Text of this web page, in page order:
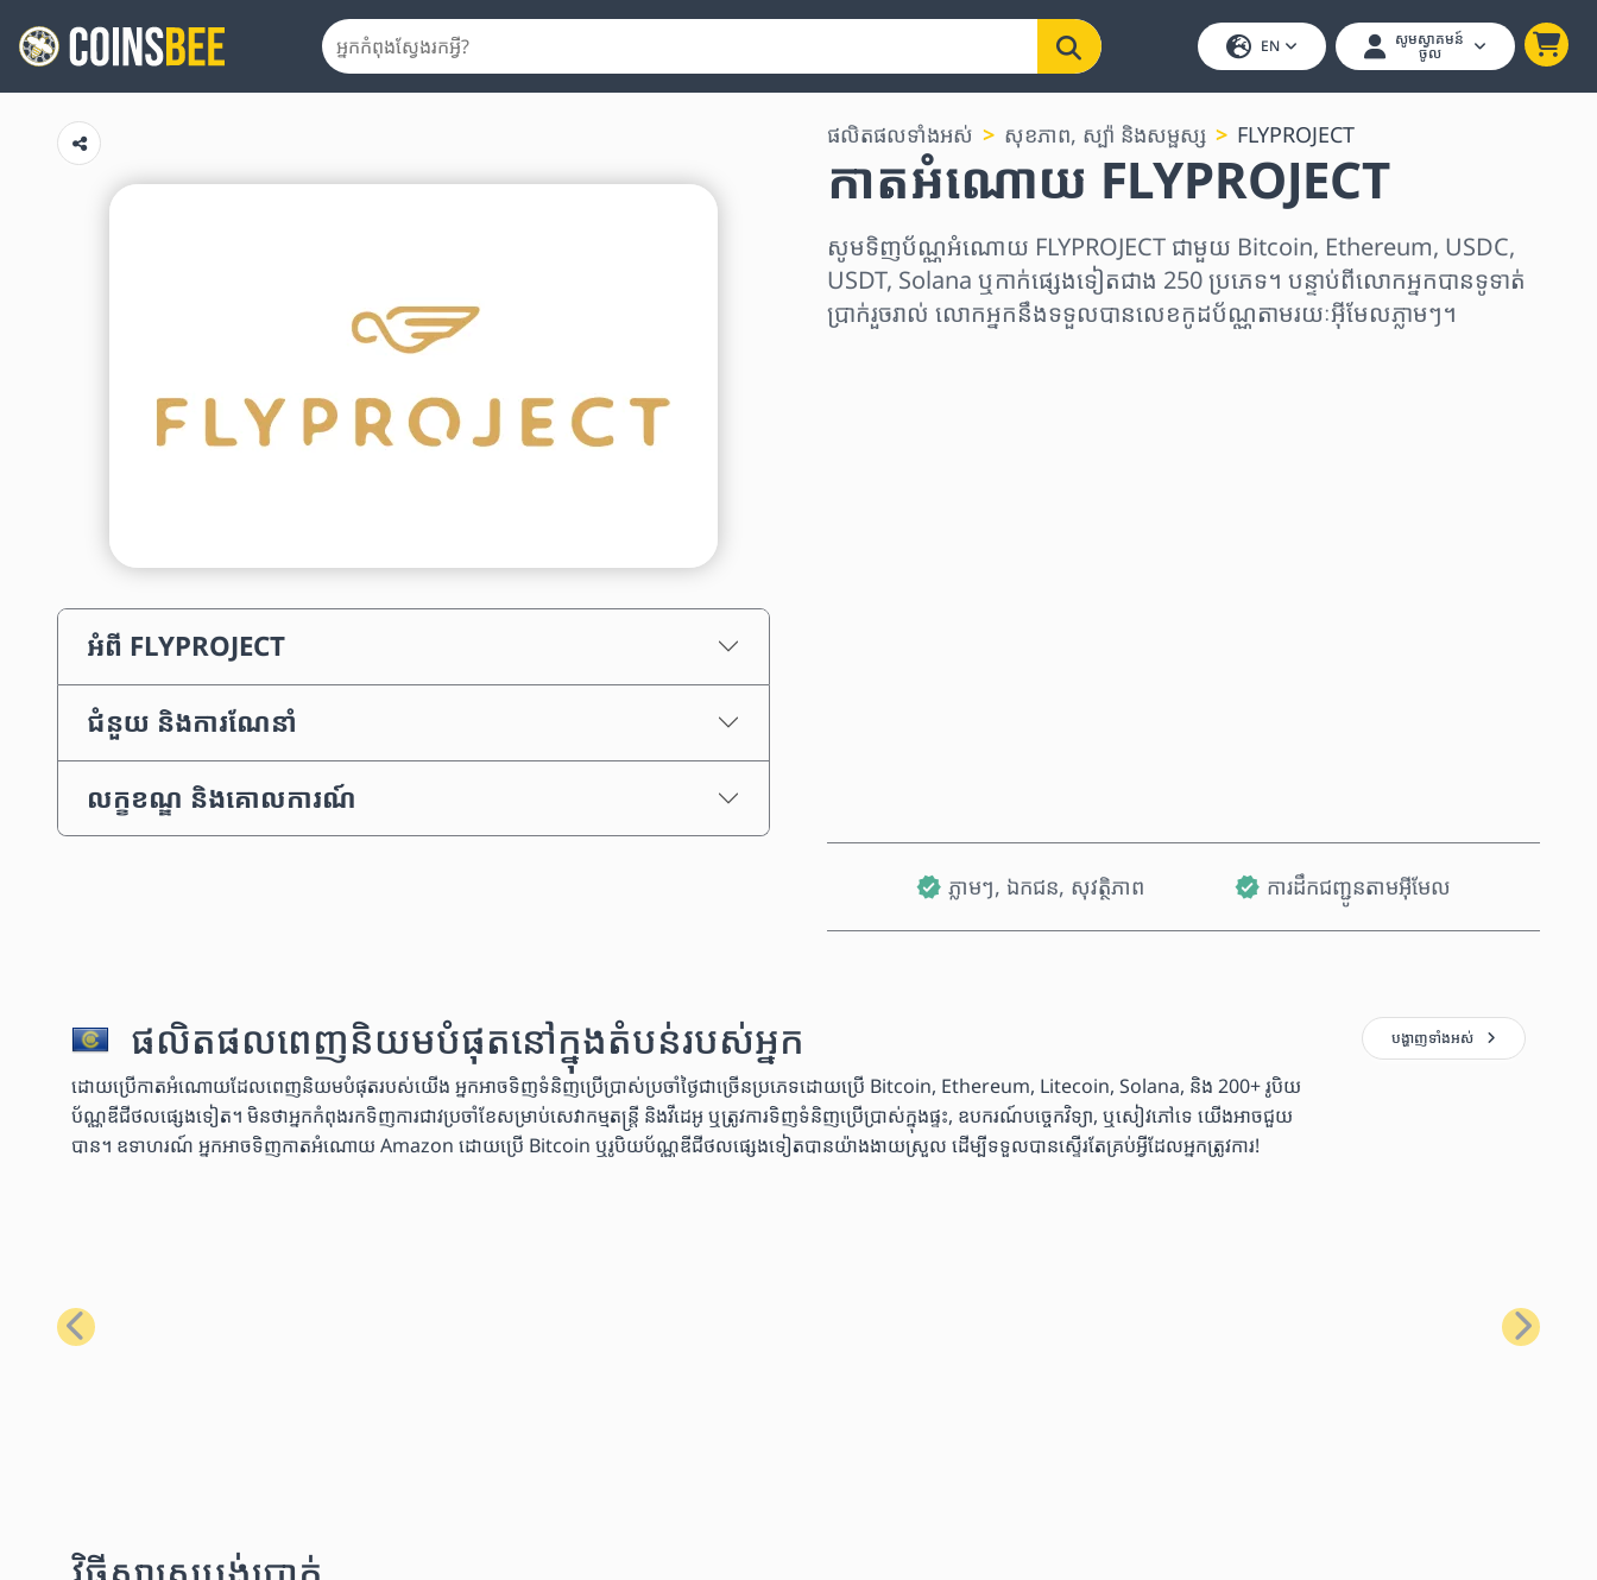
EN សូមស្វាគមន៍
ចូល
អំពី FLYPROJECT
ជំនួយ និងការណែនាំ
លក្ខខណ្ឌ និងគោលការណ៍
ផលិតផលទាំងអស់ សុខភាព, ស្ប៉ា និងសម្ផស្ស FLYPROJECT
កាតអំណោយ FLYPROJECT
សូមទិញប័ណ្ណអំណោយ FLYPROJECT ជាមួយ Bitcoin, Ethereum, USDC,
USDT, Solana ឬកាក់ផ្សេងទៀតជាង 250 ប្រភេទ។ បន្ទាប់ពីលោកអ្នកបានទូទាត់
ប្រាក់រួចរាល់ លោកអ្នកនឹងទទួលបានលេខកូដប័ណ្ណតាមរយៈអ៊ីមែលភ្លាមៗ។
ភ្លាមៗ, ឯកជន, សុវត្ថិភាព ការដឹកជញ្ជូនតាមអ៊ីមែល
ផលិតផលពេញនិយមបំផុតនៅក្នុងតំបន់របស់អ្នក
ដោយប្រើកាតអំណោយដែលពេញនិយមបំផុតរបស់យើង អ្នកអាចទិញទំនិញប្រើប្រាស់ប្រចាំថ្ងៃជាច្រើនប្រភេទដោយប្រើ Bitcoin, Ethereum, Litecoin, Solana, និង 200+ រូបិយ
ប័ណ្ណឌីជីថលផ្សេងទៀត។ មិនថាអ្នកកំពុងរកទិញការជាវប្រចាំខែសម្រាប់សេវាកម្មតន្ត្រី និងវីដេអូ ឬត្រូវការទិញទំនិញប្រើប្រាស់ក្នុងផ្ទះ, ឧបករណ៍បច្ចេកវិទ្យា, ឬសៀវភៅទេ យើងអាចជួយ
បាន។ ឧទាហរណ៍ អ្នកអាចទិញកាតអំណោយ Amazon ដោយប្រើ Bitcoin ឬរូបិយប័ណ្ណឌីជីថលផ្សេងទៀតបានយ៉ាងងាយស្រួល ដើម្បីទទួលបានស្ទើរតែគ្រប់អ្វីដែលអ្នកត្រូវការ!
បង្ហាញ​ទាំងអស់
មុន បន្ទាប់